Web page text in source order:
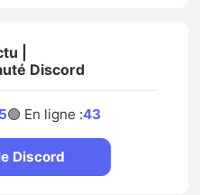
|
Discord
🟢 En ligne :43
Discord